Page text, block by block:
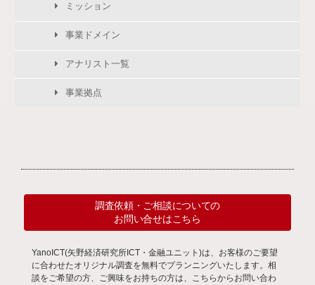
ミッション
事業ドメイン
アナリスト一覧
事業拠点
調査依頼・ご相談についての
お問い合せはこちら
YanoICT(矢野経済研究所ICT・金融ユニット)は、お客様のご要望
に合わせたオリジナル調査を無料でプランニングいたします。相
談をご希望の方、ご興味をお持ちの方は、こちらからお問い合わ